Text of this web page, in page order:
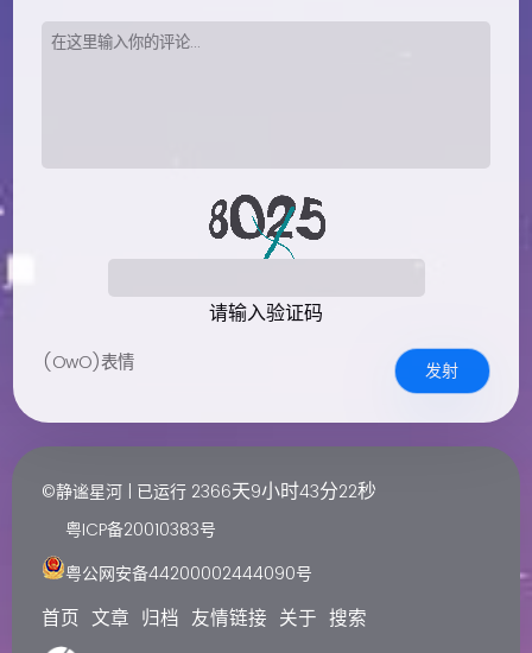
请输入验证码
(OwO)表情 发射
©静谧星河 | 已运行 2366天9小时43分22秒
粤ICP备20010383号
粤公网安备44200002444090号
首页 文章 归档 友情链接 关于 搜索